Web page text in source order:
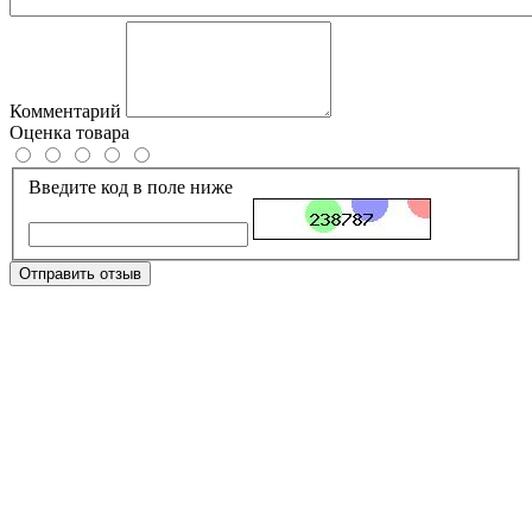
Комментарий
Оценка товара
Введите код в поле ниже
Отправить отзыв